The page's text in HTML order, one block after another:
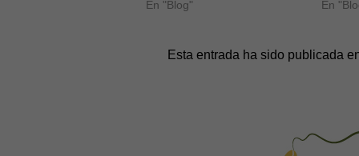
En "Blog"
En
Esta entrada ha sido publicada